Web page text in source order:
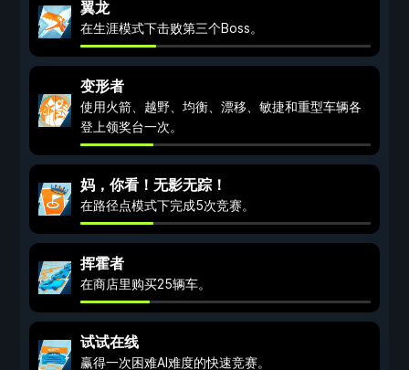
翼龙
在生涯模式下击败第三个Boss。
变形者
使用火箭、越野、均衡、漂移、敏捷和重型车辆各
登上领奖台一次。
妈，你看！无影无踪！
在路径点模式下完成5次竞赛。
挥霍者
在商店里购买25辆车。
试试在线
赢得一次困难AI难度的快速竞赛。